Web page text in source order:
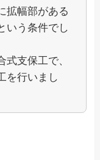
拡幅部がある
いう条件でし
支保工で、
を行いまし